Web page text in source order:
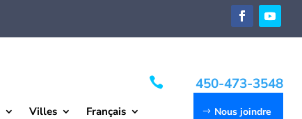
Villes Français
 450-473-3548
Nous joindre